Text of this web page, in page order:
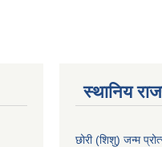
स्थानिय
छोरी (शिशु) जन्म